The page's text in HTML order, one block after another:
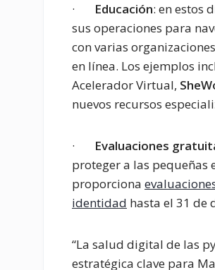
· Educación: en estos
sus operaciones para
con varias
en línea. Los ejemplos
Acelerador Virtual,
nuevos recursos
· Evaluaciones
proteger a las pequeñas
proporciona
identidad hasta el 31 de
“La salud digital de las
estratégica clave para